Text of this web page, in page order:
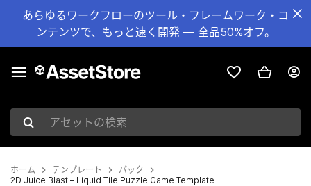
あらゆるワークフローのツール・フレームワーク・コ
ンテンツで、もっと速く開発 — 全品50%オフ。
アセットの検索
ホーム テンプレート
パック
2D Juice Blast – Liquid Tile Puzzle Game Template